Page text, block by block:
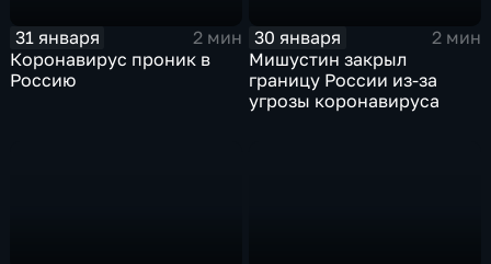
31 января
2 мин
Коронавирус проник в
Россию
30 января
2 мин
Мишустин закрыл
границу России из-за
угрозы коронавируса